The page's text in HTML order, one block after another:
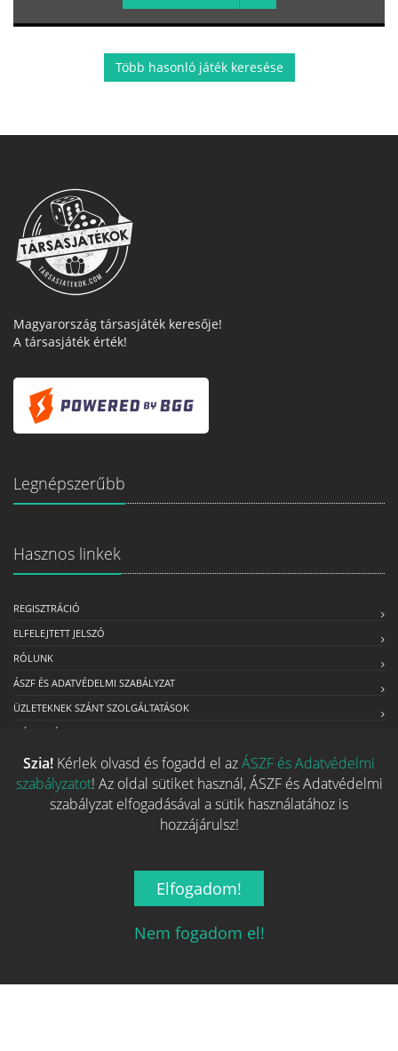
Több hasonló játék keresése
Magyarország társasjáték keresője!
A társasjáték érték!
Legnépszerűbb
Hasznos linkek
REGISZTRÁCIÓ
ELFELEJTETT JELSZÓ
RÓLUNK
ÁSZF ÉS ADATVÉDELMI SZABÁLYZAT
ÜZLETEKNEK SZÁNT SZOLGÁLTATÁSOK
MÉDIAAJÁNLAT
Kapcsolat
info@tarsasjatekok.com
Szia! Kérlek olvasd és fogadd el azÁSZF és Adatvédelmi
szabályzatot! Az oldal sütiket használ, ÁSZF és Adatvédelmi
szabályzat elfogadásával a sütik használatához is
hozzájárulsz!
Elfogadom!
Nem fogadom el!